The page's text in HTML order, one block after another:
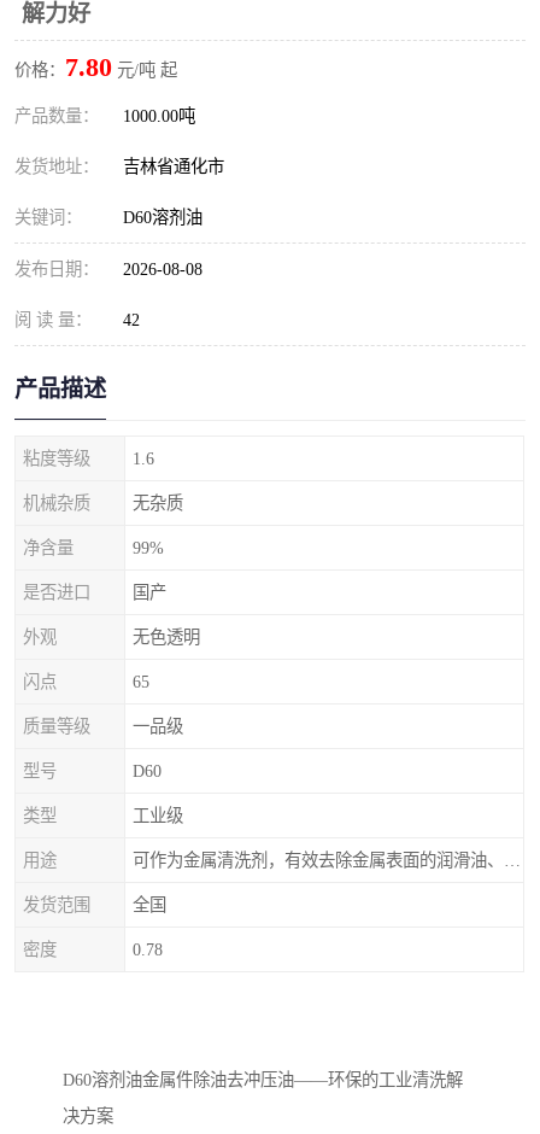
解力好
价格： 7.80 元/吨 起
产品数量： 1000.00吨
发货地址： 吉林省通化市
关键词： D60溶剂油
发布日期： 2026-08-08
阅 读 量： 42
产品描述
粘度等级 1.6
机械杂质 无杂质
净含量 99%
是否进口 国产
外观 无色透明
闪点 65
质量等级 一品级
型号 D60
类型 工业级
用途
发货范围 全国
密度 0.78
D60溶剂油金属件除油去冲压油——环保的工业清洗解
决方案